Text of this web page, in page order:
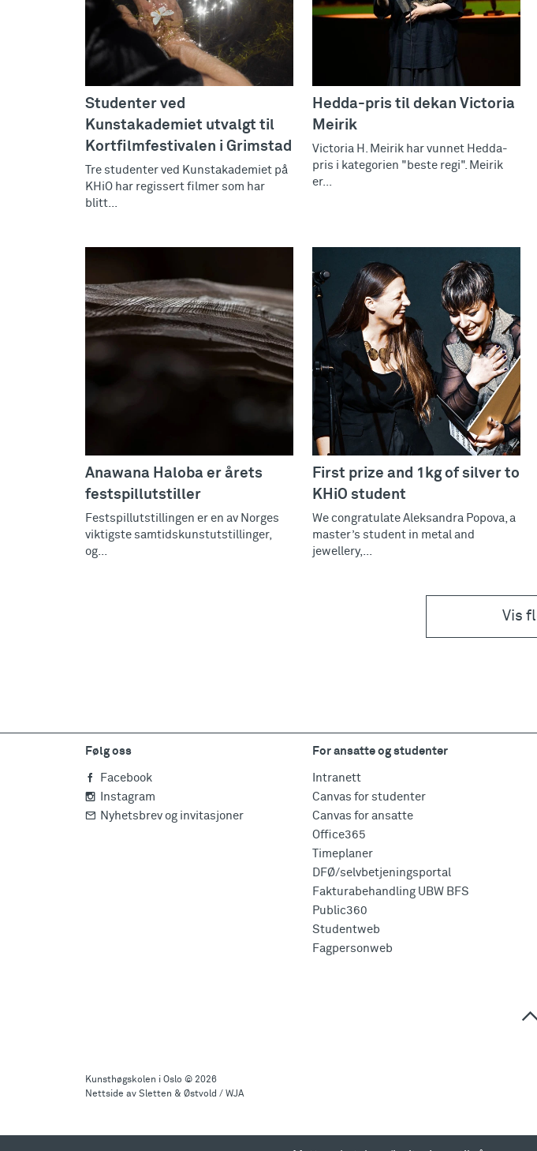
Studenter ved
Kunstakademiet utvalgt til
Kortfilmfestivalen i Grimstad
Tre studenter ved Kunstakademiet på
KHiO har regissert filmer som har
blitt...
Hedda-pris til dekan Victoria
Meirik
Victoria H. Meirik har vunnet Hedda-
pris i kategorien "beste regi". Meirik
er...
Anawana Haloba er årets
festspillutstiller
Festspillutstillingen er en av Norges
viktigste samtidskunstutstillinger,
og...
First prize and 1kg of silver to
KHiO student
We congratulate Aleksandra Popova, a
master’s student in metal and
jewellery,...
Vis
Følg oss
Facebook
Instagram
Nyhetsbrev og invitasjoner
For ansatte og studenter
Intranett
Canvas for studenter
Canvas for ansatte
Office365
Timeplaner
DFØ/selvbetjeningsportal
Fakturabehandling UBW BFS
Public360
Studentweb
Fagpersonweb
Kunsthøgskolen i Oslo © 2026
Nettside av Sletten & Østvold / WJA